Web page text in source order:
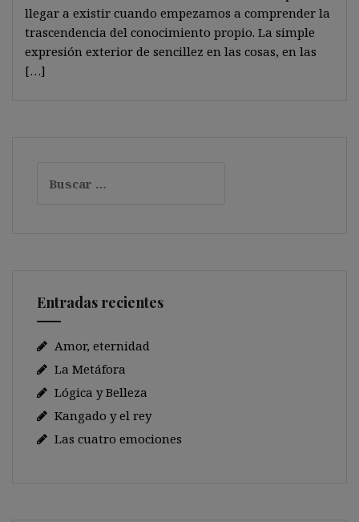
llegar a existir cuando empezamos a comprender la
trascendencia del conocimiento propio. La simple
expresión exterior de sencillez en las cosas, en las
[…]
Entradas recientes
Amor, eternidad
La Metáfora
Lógica y Belleza
Kangado y el rey
Las cuatro emociones